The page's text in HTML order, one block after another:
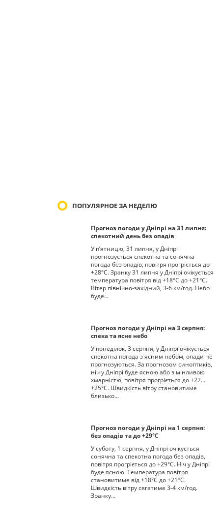
ПОПУЛЯРНОЕ ЗА НЕДЕЛЮ
Прогноз погоди у Дніпрі на 31 липня:
спекотний день без опадів
У п’ятницю, 31 липня, у Дніпрі
прогнозується спекотна та сонячна
погода без опадів, повітря прогріється до
+28°С. Зранку 31 липня у Дніпрі очікується
температура повітря від +18°С до +21°С.
Вітер північно-західний, 3-6 км/год. Небо
буде…
Прогноз погоди у Дніпрі на 3 серпня:
спека та ясне небо
У понеділок, 3 серпня, у Дніпрі очікується
спекотна погода з ясним небом, опади не
прогнозуються. За прогнозом синоптиків,
ніч у Дніпрі буде ясною або з мінливою
хмарністю, повітря прогріється до +22…
+25°С. Швидкість вітру становитиме
близько…
Прогноз погоди у Дніпрі на 1 серпня:
без опадів та до +29°С
У суботу, 1 серпня, у Дніпрі очікується
сонячна та спекотна погода без опадів,
повітря прогріється до +29°С. Ніч у Дніпрі
буде ясною. Температура повітря
становитиме від +18°С до +21°С.
Швидкість вітру сягатиме 3-4 км/год.
Зранку…